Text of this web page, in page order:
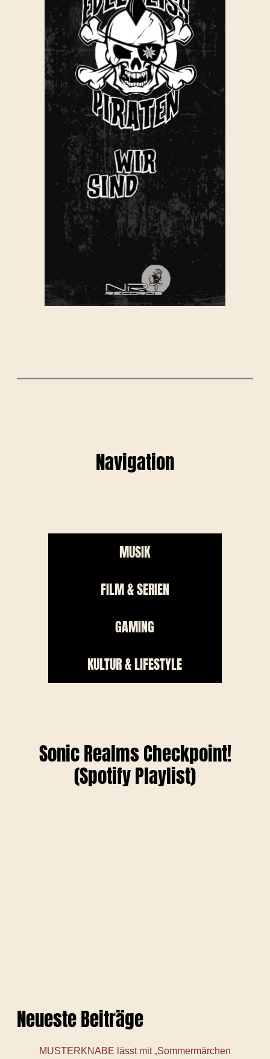
Navigation
MUSIK
FILM & SERIEN
GAMING
KULTUR & LIFESTYLE
Sonic Realms Checkpoint!
(Spotify Playlist)
Neueste Beiträge
MUSTERKNABE lässt mit „Sommermärchen